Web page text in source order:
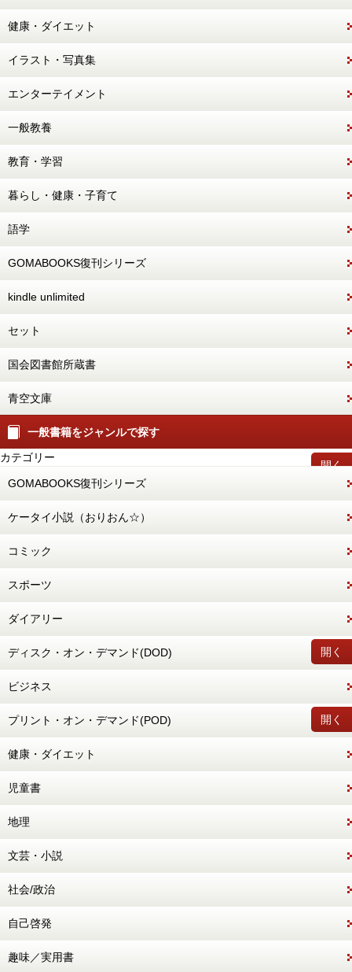
健康・ダイエット
イラスト・写真集
エンターテイメント
一般教養
教育・学習
暮らし・健康・子育て
語学
GOMABOOKS復刊シリーズ
kindle unlimited
セット
国会図書館所蔵書
青空文庫
一般書籍をジャンルで探す
開く
カテゴリー
GOMABOOKS復刊シリーズ
ケータイ小説（おりおん☆）
コミック
スポーツ
ダイアリー
開く
ディスク・オン・デマンド(DOD)
ビジネス
開く
プリント・オン・デマンド(POD)
健康・ダイエット
児童書
地理
文芸・小説
社会/政治
自己啓発
趣味／実用書